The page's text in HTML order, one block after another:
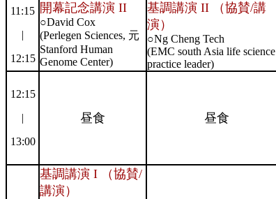
11:15
|
12:15
開幕記念講演 II
○David Cox
(Perlegen Sciences, 元
Stanford Human
Genome Center)
基調講演 II （協賛/講
演）
○Ng Cheng Tech
(EMC south Asia life science
practice leader)
12:15
|
13:00
昼食 昼食
基調講演 I （協賛/
講演）